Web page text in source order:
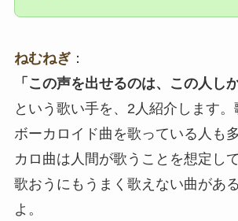
ねむねぎ：
「この声を出せるのは、この人し
という歌い手を、2人紹介します
ボーカロイド曲を歌っている人も
カロ曲は人間が歌うことを想定し
歌おうにもうまく歌えない曲があ
よ。